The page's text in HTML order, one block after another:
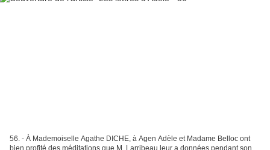
56. - À Mademoiselle Agathe DICHE, à Agen Adèle et Madame Belloc ont
bien profité des méditations que M. Larribeau leur a données pendant son